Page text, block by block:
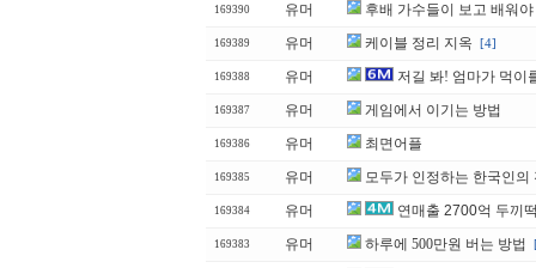
169390 유머 후배 가수들이 보고 배워
169389 유머 케이블 정리 지옥 [4]
169388 유머 저길 봐! 엄마가 먹이
169387 유머 게임에서 이기는 방법
169386 유머 최면어플
169385 유머 모두가 인정하는 한국인의
169384 유머 연매출 2700억 두끼
169383 유머 하루에 500만원 버는 방법